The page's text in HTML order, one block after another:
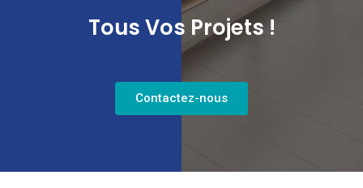
Tous Vos Projets !
Contactez-nous